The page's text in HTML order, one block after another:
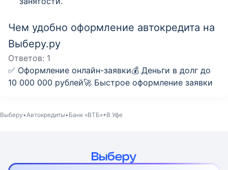
Чем удобно оформление автокредита на
Выберу.ру
Ответов: 1
✅ Оформление онлайн-заявки💰 Деньги в долг до
10 000 000 рублей🚀 Быстрое оформление заявки
Выберу Автокредиты Банк «ВТБ» В Уфе